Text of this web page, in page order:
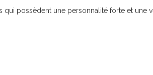
qui possèdent une personnalité forte et une